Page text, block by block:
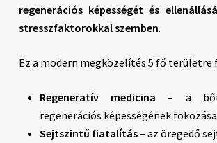
regenerációs képességét és
stresszfaktorokkal szemben.
Ez a modern megközelítés 5 fő területre
Regeneratív medicina – a bőr
regenerációs képességének fokozása
Sejtszintű fiatalítás– az öregedő